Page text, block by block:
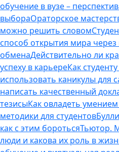
обучение в вузе –
выбораОраторское
можно решить словом
способ открытия мира
обменаДействительно ли
успеху в карьереКак
использовать каникулы для
написать качественный
тезисыКак овладеть
методики для студентов
как с этим боротьсяТьютор.
люди и какова их роль в